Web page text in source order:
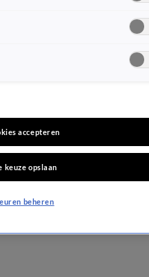
accepteren
keuze opslaan
beheren